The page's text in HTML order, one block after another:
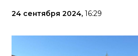
24 сентября 2024, 16:29